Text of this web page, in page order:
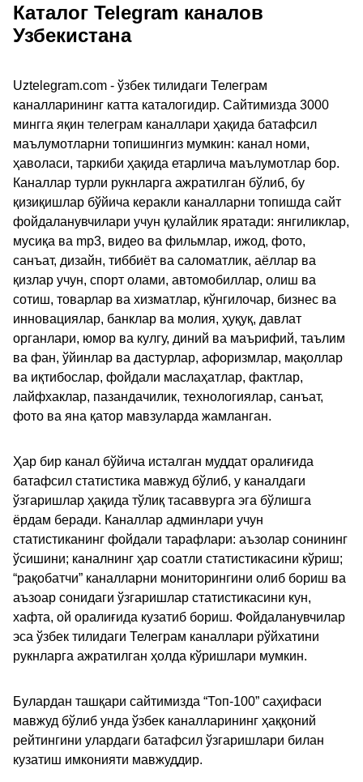
Каталог Telegram каналов
Узбекистана
Uztelegram.com - ўзбек тилидаги Телеграм
каналларининг катта каталогидир. Сайтимизда 3000
мингга яқин телеграм каналлари ҳақида батафсил
маълумотларни топишингиз мумкин: канал номи,
ҳаволаси, таркиби ҳақида етарлича маълумотлар бор.
Каналлар турли рукнларга ажратилган бўлиб, бу
қизиқишлар бўйича керакли каналларни топишда сайт
фойдаланувчилари учун қулайлик яратади: янгиликлар,
мусиқа ва mp3, видео ва фильмлар, ижод, фото,
санъат, дизайн, тиббиёт ва саломатлик, аёллар ва
қизлар учун, спорт олами, автомобиллар, олиш ва
сотиш, товарлар ва хизматлар, кўнгилочар, бизнес ва
инновациялар, банклар ва молия, ҳуқуқ, давлат
органлари, юмор ва кулгу, диний ва маърифий, таълим
ва фан, ўйинлар ва дастурлар, афоризмлар, мақоллар
ва иқтибослар, фойдали маслаҳатлар, фактлар,
лайфхаклар, пазандачилик, технологиялар, санъат,
фото ва яна қатор мавзуларда жамланган.
Ҳар бир канал бўйича исталган муддат оралиғида
батафсил статистика мавжуд бўлиб, у каналдаги
ўзгаришлар ҳақида тўлиқ тасаввурга эга бўлишга
ёрдам беради. Каналлар админлари учун
статистиканинг фойдали тарафлари: аъзолар сонининг
ўсишини; каналнинг ҳар соатли статистикасини кўриш;
“рақобатчи” каналларни мониторингини олиб бориш ва
аъзоар сонидаги ўзгаришлар статистикасини кун,
хафта, ой оралиғида кузатиб бориш. Фойдаланувчилар
эса ўзбек тилидаги Телеграм каналлари рўйхатини
рукнларга ажратилган ҳолда кўришлари мумкин.
Булардан ташқари сайтимизда “Топ-100” саҳифаси
мавжуд бўлиб унда ўзбек каналларининг ҳаққоний
рейтингини улардаги батафсил ўзгаришлари билан
кузатиш имконияти мавжуддир.